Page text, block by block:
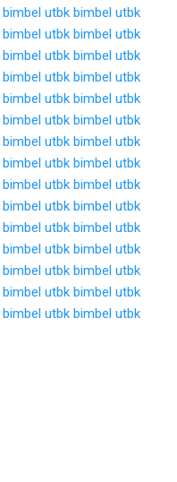
bimbel utbk bimbel utbk
bimbel utbk bimbel utbk
bimbel utbk bimbel utbk
bimbel utbk bimbel utbk
bimbel utbk bimbel utbk
bimbel utbk bimbel utbk
bimbel utbk bimbel utbk
bimbel utbk bimbel utbk
bimbel utbk bimbel utbk
bimbel utbk bimbel utbk
bimbel utbk bimbel utbk
bimbel utbk bimbel utbk
bimbel utbk bimbel utbk
bimbel utbk bimbel utbk
bimbel utbk bimbel utbk